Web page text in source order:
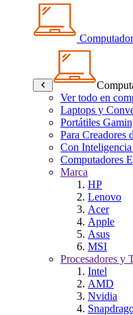
Ver todo en
Laptops y
Portátiles
Para Creadores
Con
Computadores
Marca
HP
Lenovo
Acer
Apple
Asus
MSI
Procesadores y
Intel
AMD
Nvidia